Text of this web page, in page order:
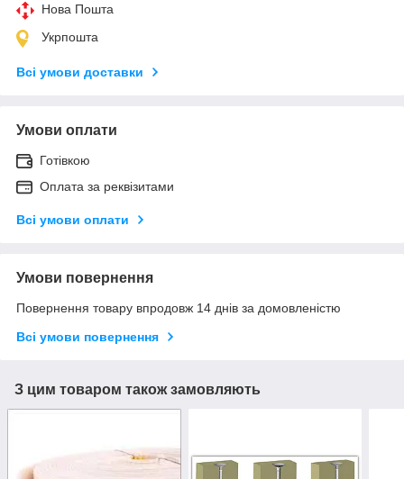
Нова Пошта
Укрпошта
Всі умови доставки
Умови оплати
Готівкою
Оплата за реквізитами
Всі умови оплати
Умови повернення
Повернення товару впродовж 14 днів за домовленістю
Всі умови повернення
З цим товаром також замовляють